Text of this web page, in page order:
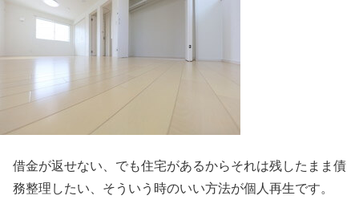
借金が返せない、でも住宅があるからそれは残したまま債
務整理したい、そういう時のいい方法が個人再生です。